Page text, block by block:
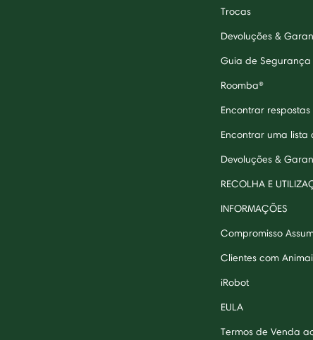
Trocas
Devoluções &
Guia de
Roomba®
Encontrar respostas
Encontrar uma lista
Devoluções &
RECOLHA E
INFORMAÇÕES
Compromisso
Clientes com
iRobot
EULA
Termos de Venda